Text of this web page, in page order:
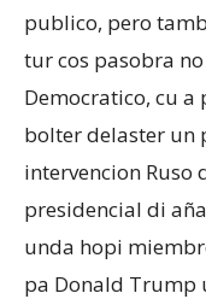
publico, pero
tur cos pasobra
Democratico, cu a
bolter delaster un
intervencion Ruso
presidencial di
unda hopi
pa Donald Trump